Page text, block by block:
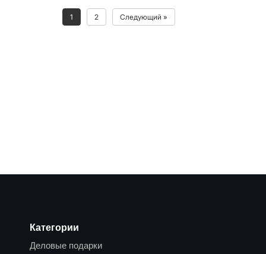
1 2 Следующий »
Категории
Деловые подарки